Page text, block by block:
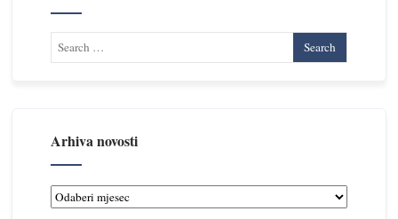
Arhiva novosti
Arhiva